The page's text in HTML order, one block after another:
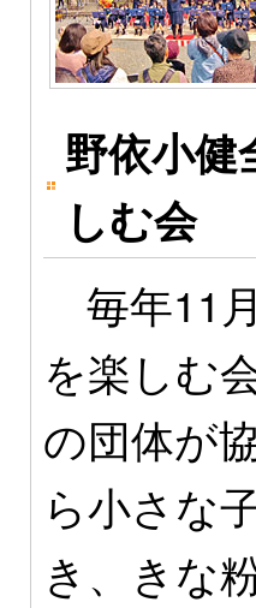
野依小健
しむ会
毎年11
を楽しむ
の団体が
ら小さな
き、きな